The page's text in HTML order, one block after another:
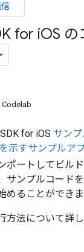
for iOS の
Codelab
for iOS サン
示すサンプルア
ポートしてビル
サンプルコード
ることができま
方法について詳し